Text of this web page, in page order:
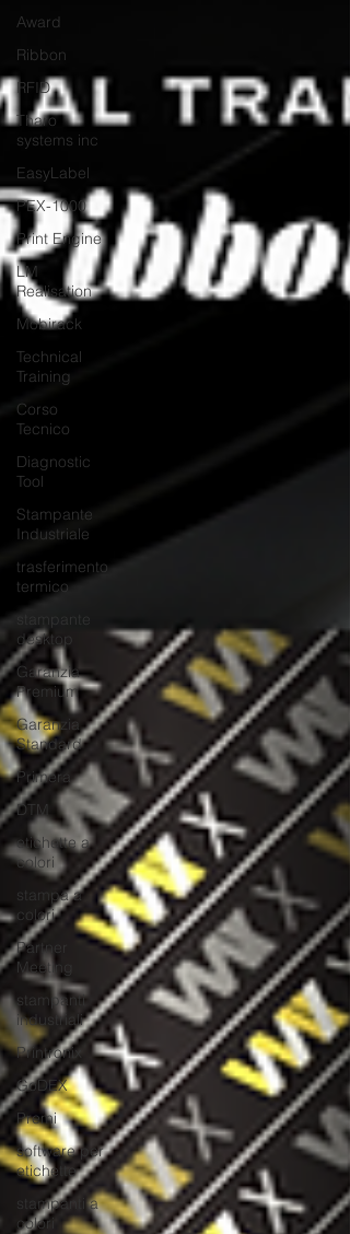
Award
Ribbon
RFID
Tharo
systems inc
EasyLabel
PEX-1000
Print Engine
LM
Realisation
Mobirack
Technical
Training
Corso
Tecnico
Diagnostic
Tool
Stampante
Industriale
trasferimento
termico
stampante
desktop
Garanzia
Premium
Garanzia
Standard
Primera
DTM
etichette a
colori
stampa a
colori
Partner
Meeting
stampanti
industriali
Printronix
GoDEX
Premi
software per
etichette
stampanti a
colori